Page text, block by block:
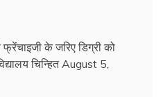
के जरिए डिग्री को
चिन्हित August 5,